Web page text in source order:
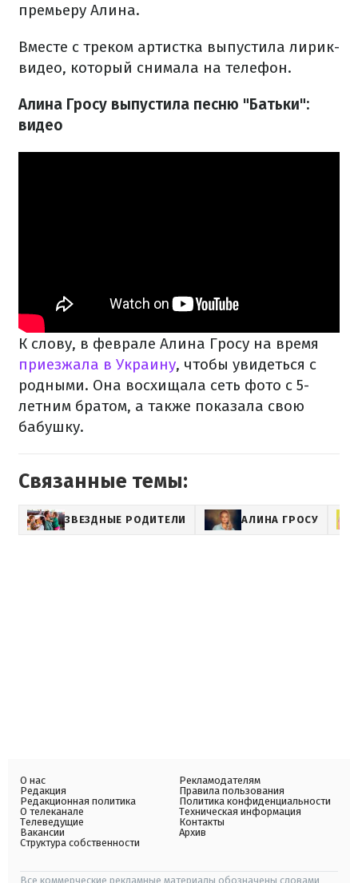
премьеру Алина.
Вместе с треком артистка выпустила лирик-
видео, который снимала на телефон.
Алина Гросу выпустила песню "Батьки":
видео
К слову, в феврале Алина Гросу на время
приезжала в Украину, чтобы увидеться с
родными. Она восхищала сеть фото с 5-
летним братом, а также показала свою
бабушку.
Связанные темы:
ЗВЕЗДНЫЕ РОДИТЕЛИ АЛИНА ГРОСУ
О нас
Редакция
Редакционная политика
О телеканале
Телеведущие
Вакансии
Структура собственности
Рекламодателям
Правила пользования
Политика конфиденциальности
Техническая информация
Контакты
Архив
Все коммерческие рекламные материалы обозначены словами